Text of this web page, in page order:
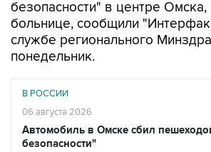
безопасности" в центре Омска,
больнице, сообщили
службе регионального
понедельник.
В РОССИИ
06 августа 2026
Автомобиль в Омске сбил
безопасности"